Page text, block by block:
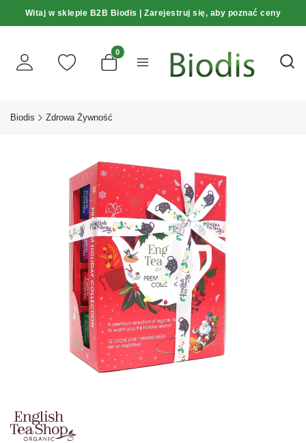
Witaj w sklepie B2B Biodis | Zarejestruj się, aby poznać ceny
Produkty w koszyku: 0. Zobacz szczegóły
Biodis Zdrowa Żywność